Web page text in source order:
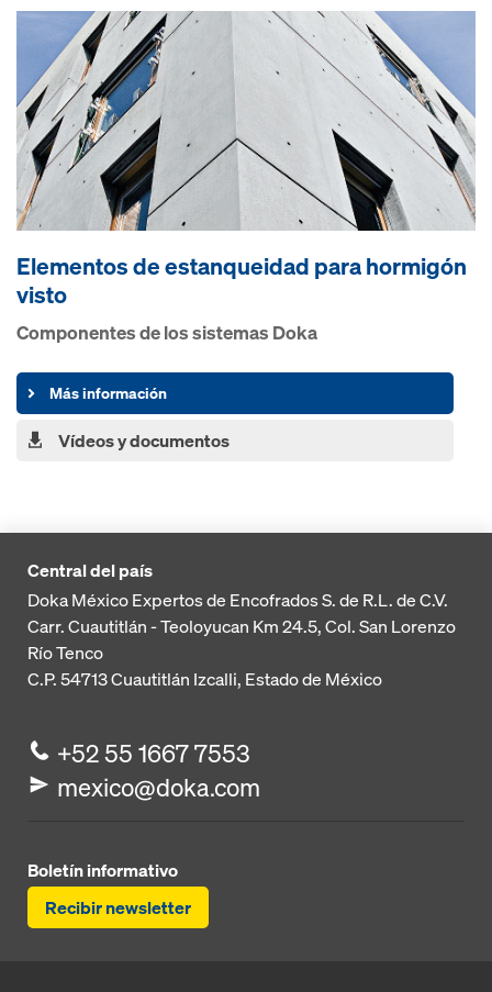
Elementos de estanqueidad para hormigón
visto
Componentes de los sistemas Doka
Más información
Vídeos y documentos
Central del país
Doka México Expertos de Encofrados S. de R.L. de C.V.
Carr. Cuautitlán - Teoloyucan Km 24.5, Col. San Lorenzo
Río Tenco
C.P. 54713Cuautitlán Izcalli, Estado de México
+52 55 1667 7553
mexico@doka.com
Boletín informativo
Recibir newsletter